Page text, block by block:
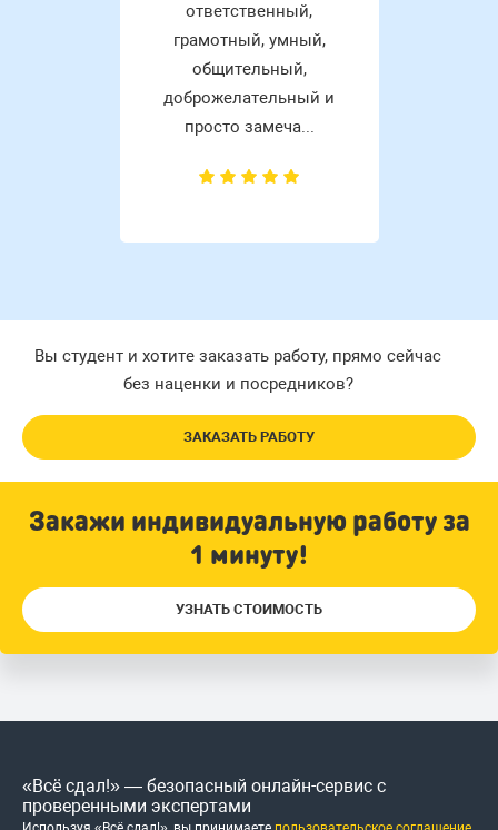
ответственный,
грамотный, умный,
общительный,
доброжелательный и
просто замеча...
Вы студент и хотите заказать работу, прямо сейчас
без наценки и посредников?
ЗАКАЗАТЬ РАБОТУ
Закажи индивидуальную работу за
1 минуту!
УЗНАТЬ СТОИМОСТЬ
«Всё сдал!» — безопасный онлайн-сервис с
проверенными экспертами